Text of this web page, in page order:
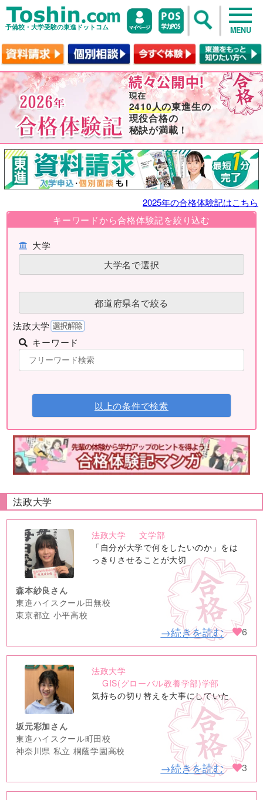
予備校・大学受験の東進ドットコム MENU
2410人の東進生の
現役合格の
秘訣が満載！
2025年の合格体験記はこちら
キーワードから合格体験記を絞り込む
大学
大学名で選択
都道府県名で絞る
法政大学
キーワード
以上の条件で検索
法政大学
no
image
法政大学
文学部
「自分が大学で何をしたいのか」をは
っきりさせることが大切
森本紗良さん
東進ハイスクール田無校
東京都立 小平高校
→続きを読む 6
no
image
法政大学
GIS(グローバル教養学部)学部
気持ちの切り替えを大事にしていた
坂元彩加さん
東進ハイスクール町田校
神奈川県 私立 桐蔭学園高校
→続きを読む 3